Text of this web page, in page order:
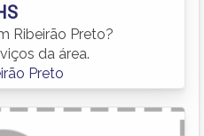
Ribeirão Preto?
da área.
Preto